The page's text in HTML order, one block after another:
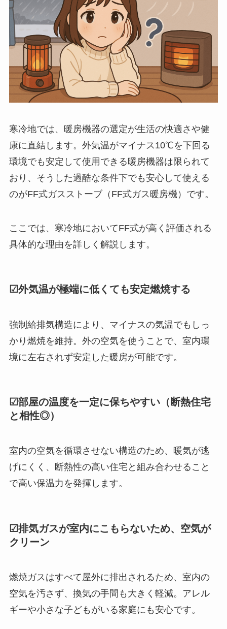
寒冷地では、暖房機器の選定が生活の快適さや健
康に直結します。外気温がマイナス10℃を下回る
環境でも安定して使用できる暖房機器は限られて
おり、そうした過酷な条件下でも安心して使える
のがFF式ガスストーブ（FF式ガス暖房機）です。
ここでは、寒冷地においてFF式が高く評価される
具体的な理由を詳しく解説します。
☑外気温が極端に低くても安定燃焼する
強制給排気構造により、マイナスの気温でもしっ
かり燃焼を維持。外の空気を使うことで、室内環
境に左右されず安定した暖房が可能です。
☑部屋の温度を一定に保ちやすい（断熱住宅
と相性◎）
室内の空気を循環させない構造のため、暖気が逃
げにくく、断熱性の高い住宅と組み合わせること
で高い保温力を発揮します。
☑排気ガスが室内にこもらないため、空気が
クリーン
燃焼ガスはすべて屋外に排出されるため、室内の
空気を汚さず、換気の手間も大きく軽減。アレル
ギーや小さな子どもがいる家庭にも安心です。